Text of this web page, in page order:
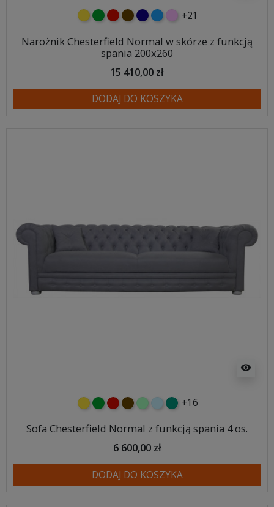
żółtyzielonyczerwony
czekoladowy
granatowy
niebieski
różowy
+21
Narożnik Chesterfield Normal w skórze z funkcją
spania 200x260
15 410,00 zł
DODAJ DO KOSZYKA
visibility
żółtyzielonyczerwony
czekoladowy
miętowybłękitny
turkusowy
+16
Sofa Chesterfield Normal z funkcją spania 4 os.
6 600,00 zł
DODAJ DO KOSZYKA